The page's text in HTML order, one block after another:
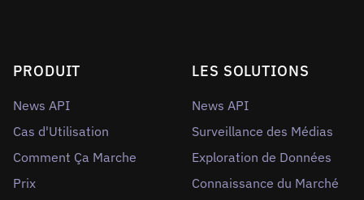
PRODUIT
News API
Cas d'Utilisation
Comment Ça Marche
Prix
LES SOLUTIONS
News API
Surveillance des Médias
Exploration de Données
Connaissance du Marché